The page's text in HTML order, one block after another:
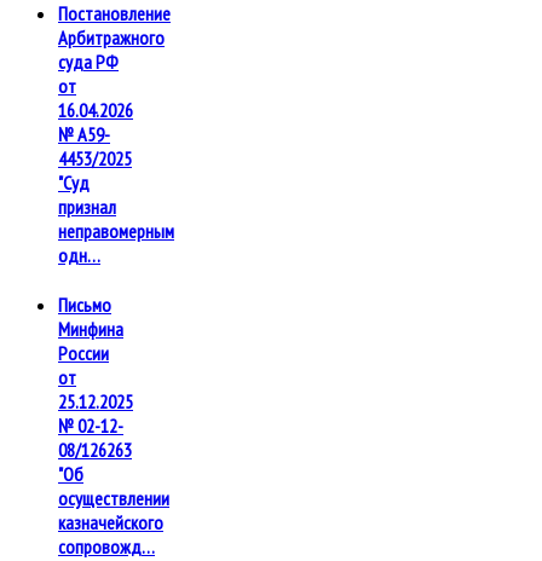
Постановление
Арбитражного
суда РФ
от
16.04.2026
№ А59-
4453/2025
"Суд
признал
неправомерным
одн…
Письмо
Минфина
России
от
25.12.2025
№ 02-12-
08/126263
"Об
осуществлении
казначейского
сопровожд…